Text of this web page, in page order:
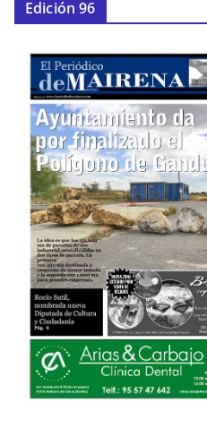
Edición 96